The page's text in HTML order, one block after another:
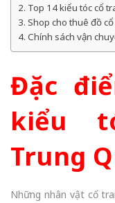
Top 14 kiểu tóc cổ
Shop cho thuê đồ
Chính sách vận
Đặc
kiểu
Trung
Những nhân vật cổ